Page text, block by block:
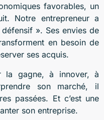
favorables, un
Notre entrepreneur a
». Ses envies de
en besoin de
ses acquis.
la gagne, à innover, à
son marché, il
passées. Et c’est une
son entreprise.